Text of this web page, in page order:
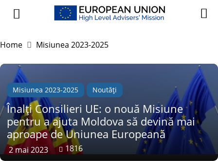
Home Misiunea 2023-2025
Misiunea 2023-2025 Noutăți
Înalți Consilieri UE: o nouă Misiune
pentru a ajuta Moldova să devină mai
aproape de Uniunea Europeană
2 mai 2023 1816